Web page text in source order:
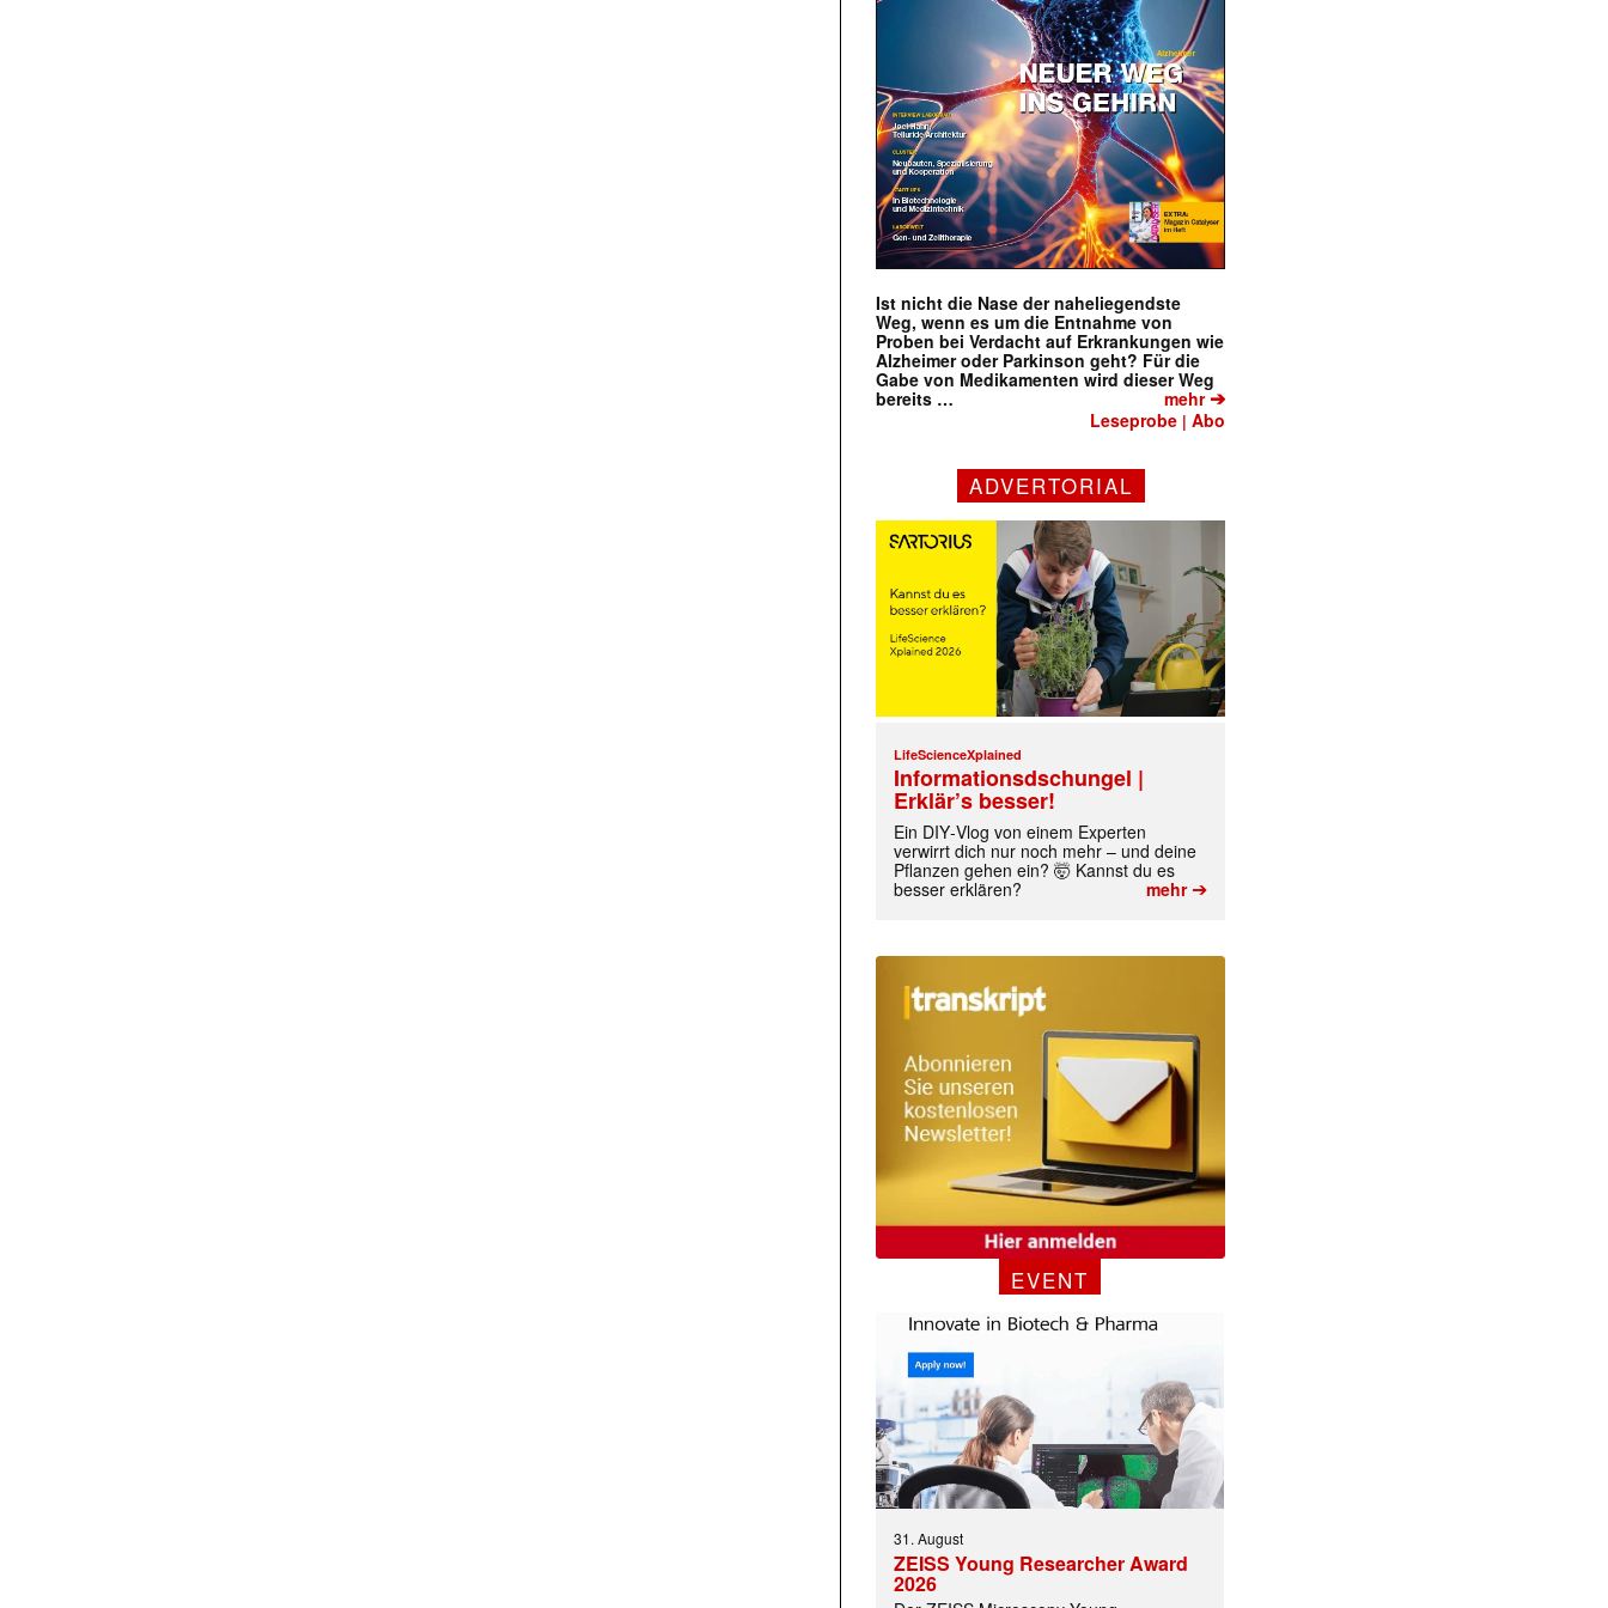
Ist nicht die Nase der naheliegendste
Weg, wenn es um die Entnahme von
Proben bei Verdacht auf Erkrankungen wie
Alzheimer oder Parkinson geht? Für die
Gabe von Medikamenten wird dieser Weg
bereits …
mehr➔
Leseprobe |Abo
ADVERTORIAL
LifeScienceXplained
Informationsdschungel |
Erklär’s besser!
Ein DIY‑Vlog von einem Experten
verwirrt dich nur noch mehr – und deine
Pflanzen gehen ein? 🤯 Kannst du es
besser erklären?
mehr➔
EVENT
31. August
ZEISS Young Researcher Award
2026